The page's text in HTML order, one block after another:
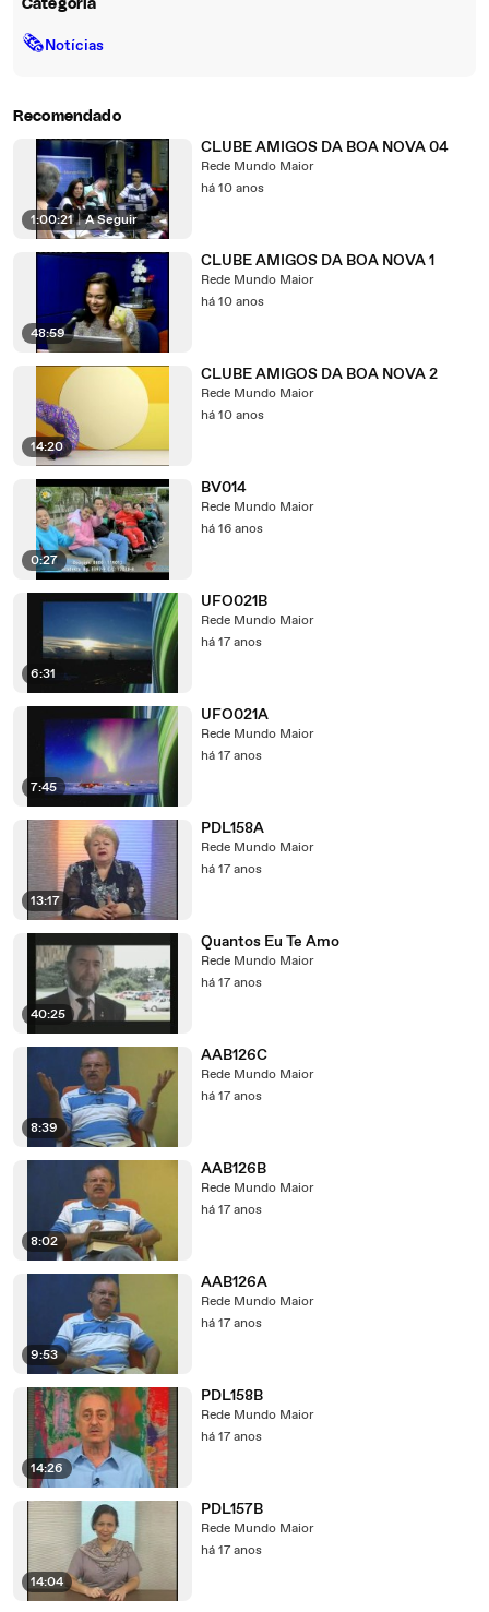
Categoria
🗞Notícias
Recomendado
1:00:21 | A Seguir
CLUBE AMIGOS DA BOA NOVA 04
Rede Mundo Maior
há 10 anos
48:59
CLUBE AMIGOS DA BOA NOVA 1
Rede Mundo Maior
há 10 anos
14:20
CLUBE AMIGOS DA BOA NOVA 2
Rede Mundo Maior
há 10 anos
0:27
BV014
Rede Mundo Maior
há 16 anos
6:31
UFO021B
Rede Mundo Maior
há 17 anos
7:45
UFO021A
Rede Mundo Maior
há 17 anos
13:17
PDL158A
Rede Mundo Maior
há 17 anos
40:25
Quantos Eu Te Amo
Rede Mundo Maior
há 17 anos
8:39
AAB126C
Rede Mundo Maior
há 17 anos
8:02
AAB126B
Rede Mundo Maior
há 17 anos
9:53
AAB126A
Rede Mundo Maior
há 17 anos
14:26
PDL158B
Rede Mundo Maior
há 17 anos
14:04
PDL157B
Rede Mundo Maior
há 17 anos